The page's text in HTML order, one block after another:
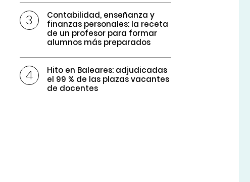
Contabilidad, enseñanza y
finanzas personales: la receta
de un profesor para formar
alumnos más preparados
Hito en Baleares: adjudicadas
el 99 % de las plazas vacantes
de docentes